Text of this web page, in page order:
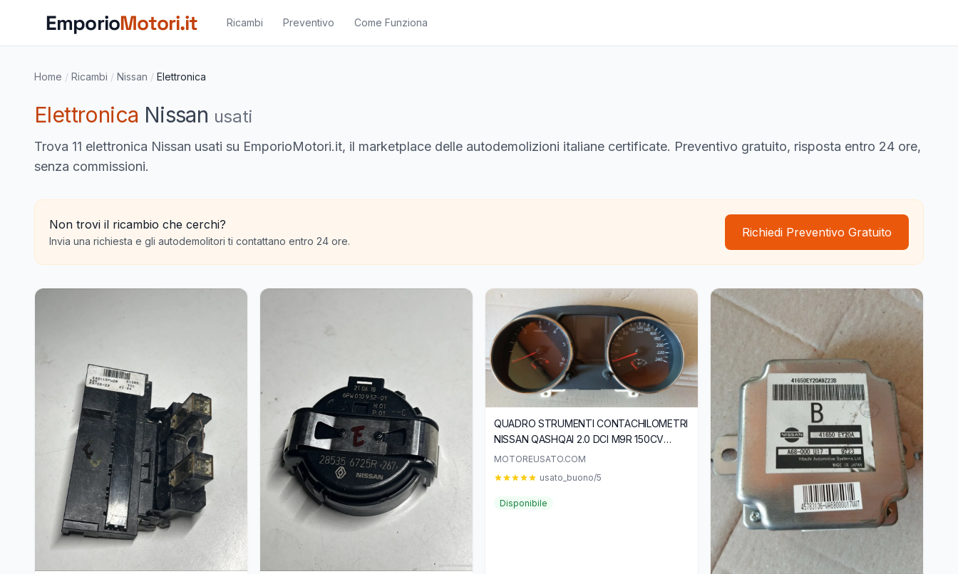
EmporioMotori.it Ricambi Preventivo Come Funziona
Home / Ricambi / Nissan / Elettronica
Elettronica Nissan usati
Trova 11 elettronica Nissan usati su EmporioMotori.it, il marketplace delle autodemolizioni italiane certificate. Preventivo gratuito, risposta entro 24 ore,
senza commissioni.
Non trovi il ricambio che cerchi?
Invia una richiesta e gli autodemolitori ti contattano entro 24 ore.
Richiedi Preventivo Gratuito
QUADRO STRUMENTI CONTACHILOMETRI
NISSAN QASHQAI 2.0 DCI M9R 150CV
24810BR40C
MOTOREUSATO.COM
usato_buono/5
Disponibile